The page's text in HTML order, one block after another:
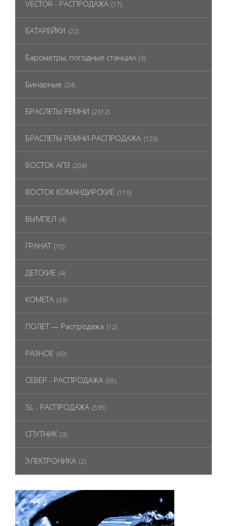
VECTOR - РАСПРОДАЖА (17)
БАТАРЕЙКИ (22)
Барометры, погодные станции (3)
Бинарные (24)
БРАСЛЕТЫ РЕМНИ (2312)
БРАСЛЕТЫ РЕМНИ-РАСПРОДАЖА (126)
ВОСТОК АПЗ (206)
ВОСТОК КОМАНДИРСКИЕ (116)
ВЫМПЕЛ (4)
ГРАНАТ (10)
ДЕТСКИЕ (4)
КОМЕТА (33)
ПОЛЕТ — Распродажа (12)
РАЗНОЕ (63)
СЕВЕР - РАСПРОДАЖА (65)
SL - РАСПРОДАЖА (535)
СПУТНИК (3)
ЭЛЕКТРОНИКА (2)